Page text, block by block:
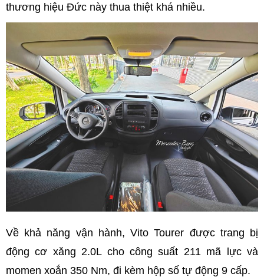
thương hiệu Đức này thua thiệt khá nhiều.
Về khả năng vận hành, Vito Tourer được trang bị
động cơ xăng 2.0L cho công suất 211 mã lực và
momen xoắn 350 Nm, đi kèm hộp số tự động 9 cấp.